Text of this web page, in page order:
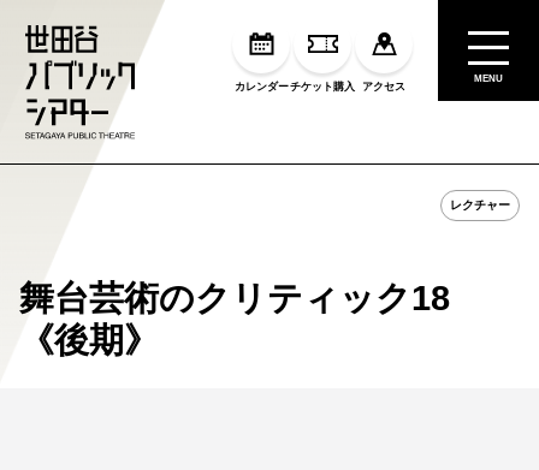
カレンダーチケット購入 アクセス
MENU
レクチャー
舞台芸術のクリティック18
《後期》